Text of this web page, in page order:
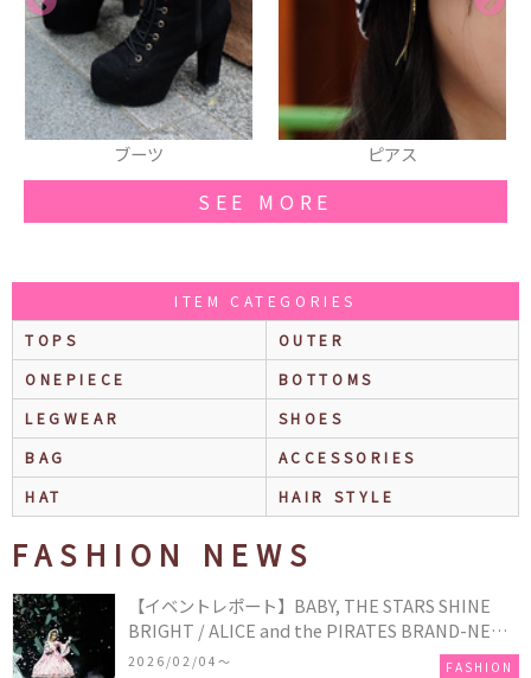
ブーツ ピアス
SEE MORE
ITEM CATEGORIES
TOPS
OUTER
ONEPIECE
BOTTOMS
LEGWEAR
SHOES
BAG
ACCESSORIES
HAT
HAIR STYLE
FASHION NEWS
【イベントレポート】BABY, THE STARS SHINE
BRIGHT / ALICE and the PIRATES BRAND-NEW
COLLECTION in TOKYO
2026/02/04〜 FASHION